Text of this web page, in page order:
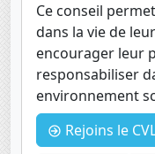
Ce conseil
dans la vie de
encourager leur
responsabiliser
environnement
Rejoins le